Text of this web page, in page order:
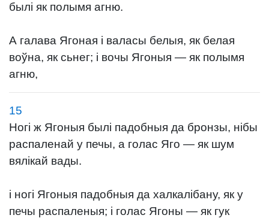
былі як полымя агню.
А галава Ягоная і валасы белыя, як белая
воўна, як сьнег; і вочы Ягоныя — як полымя
агню,
15
Ногі ж Ягоныя былі падобныя да бронзы, нібы
распаленай у печы, а голас Яго — як шум
вялікай вады.
і ногі Ягоныя падобныя да халкалібану, як у
печы распаленыя; і голас Ягоны — як гук